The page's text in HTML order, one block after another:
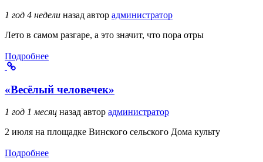
1 год 4 недели назад автор администратор
Лето в самом разгаре, а это значит, что пора отры
Подробнее
«Весёлый человечек»
1 год 1 месяц назад автор администратор
2 июля на площадке Винского сельского Дома культу
Подробнее